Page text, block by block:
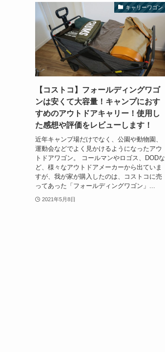
キャリーワゴン
【コストコ】フォールディングワゴ
ンは安くて大容量！キャンプにおす
すめのアウトドアキャリー！使用し
た感想や評価をレビューします！
近年キャンプ場だけでなく、公園や動物園、
運動会などでよく見かけるようになったアウ
トドアワゴン。 コールマンやロゴス、DODな
ど、様々なアウトドアメーカーから出ていま
すが、我が家が購入したのは、コストコに売
ってあった「フォールディングワゴン」...
2021年5月8日